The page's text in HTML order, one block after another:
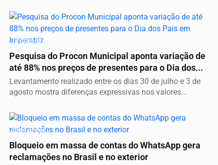
DEFESA DO CONSUMIDOR
Pesquisa do Procon Municipal aponta variação de
até 88% nos preços de presentes para o Dia dos...
Levantamento realizado entre os dias 30 de julho e 3 de
agosto mostra diferenças expressivas nos valores...
REDE SOCIAL
Bloqueio em massa de contas do WhatsApp gera
reclamações no Brasil e no exterior